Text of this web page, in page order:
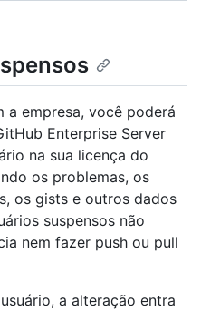
a empresa, você poderá
Enterprise Server
na sua licença do
os problemas, os
os gists e outros dados
suspensos não
nem fazer push ou pull
a alteração entra